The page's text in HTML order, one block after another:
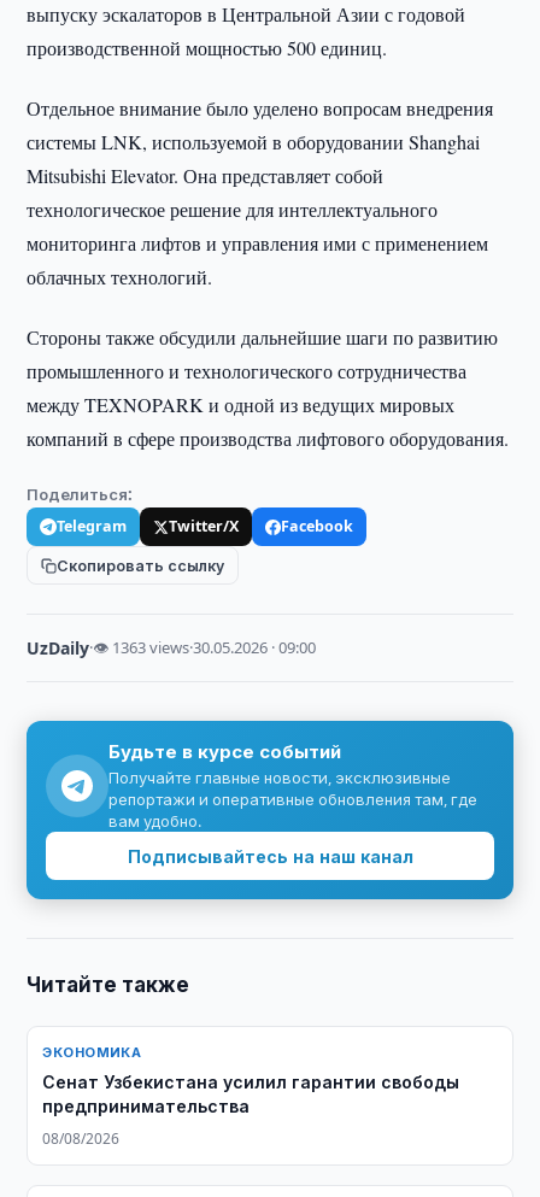
выпуску эскалаторов в Центральной Азии с годовой
производственной мощностью 500 единиц.
Отдельное внимание было уделено вопросам внедрения
системы LNK, используемой в оборудовании Shanghai
Mitsubishi Elevator. Она представляет собой
технологическое решение для интеллектуального
мониторинга лифтов и управления ими с применением
облачных технологий.
Стороны также обсудили дальнейшие шаги по развитию
промышленного и технологического сотрудничества
между TEXNOPARK и одной из ведущих мировых
компаний в сфере производства лифтового оборудования.
Поделиться:
Telegram Twitter/X
Facebook
Скопировать ссылку
UzDaily·👁 1363 views·30.05.2026 · 09:00
Будьте в курсе событий
Получайте главные новости, эксклюзивные
репортажи и оперативные обновления там, где
вам удобно.
Подписывайтесь на наш канал
Читайте также
ЭКОНОМИКА
Сенат Узбекистана усилил гарантии свободы
предпринимательства
08/08/2026